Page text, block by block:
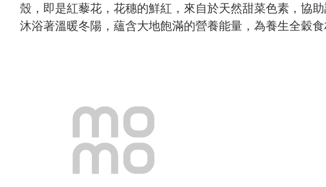
殼，即是紅藜花，花穗的鮮紅，來自於天然甜菜色素，協
沐浴著溫暖冬陽，蘊含大地飽滿的營養能量，為養生全穀食